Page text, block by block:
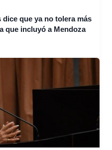
que ya no tolera más
que incluyó a Mendoza